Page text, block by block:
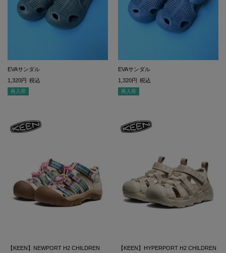
EVAサンダル
1,320
税込
再入荷
EVAサンダル
1,320
税込
再入荷
【KEEN】NEWPORT H2 CHILDREN
【KEEN】HYPERPORT H2 CHILDREN